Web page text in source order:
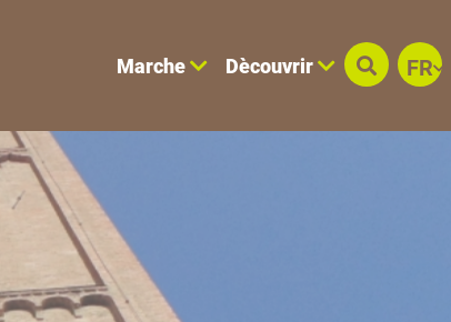
Marche Dècouvrir FR